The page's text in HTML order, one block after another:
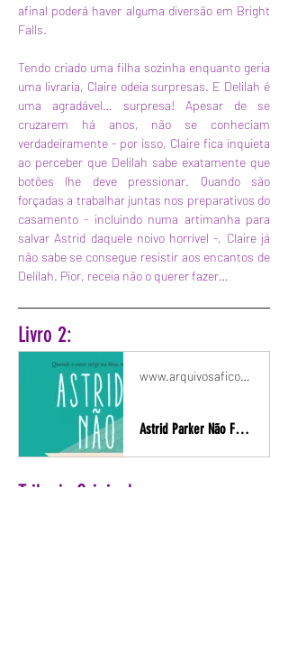
afinal poderá haver alguma diversão em Bright
Falls.
Tendo criado uma filha sozinha enquanto geria
uma livraria, Claire odeia surpresas. E Delilah é
uma agradável… surpresa! Apesar de se
cruzarem há anos, não se conheciam
verdadeiramente - por isso, Claire fica inquieta
ao perceber que Delilah sabe exatamente que
botões lhe deve pressionar. Quando são
forçadas a trabalhar juntas nos preparativos do
casamento - incluindo numa artimanha para
salvar Astrid daquele noivo horrível -, Claire já
não sabe se consegue resistir aos encantos de
Delilah. Pior, receia não o querer fazer…
Livro 2:
www.arquivosafico.pt
Astrid Parker Não Falha [Bright Falls - Livro 2]
Trilogia Original: